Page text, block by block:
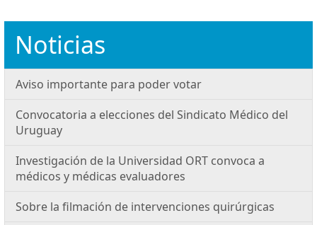
Noticias
Aviso importante para poder votar
Convocatoria a elecciones del Sindicato Médico del
Uruguay
Investigación de la Universidad ORT convoca a
médicos y médicas evaluadores
Sobre la filmación de intervenciones quirúrgicas